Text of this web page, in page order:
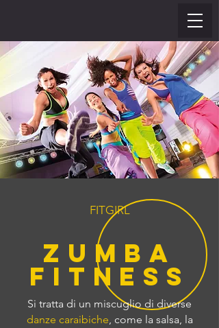
FITGIRL
Zumba
Fitness
Si tratta di un miscuglio di diverse
danze caraibiche, come la salsa, la